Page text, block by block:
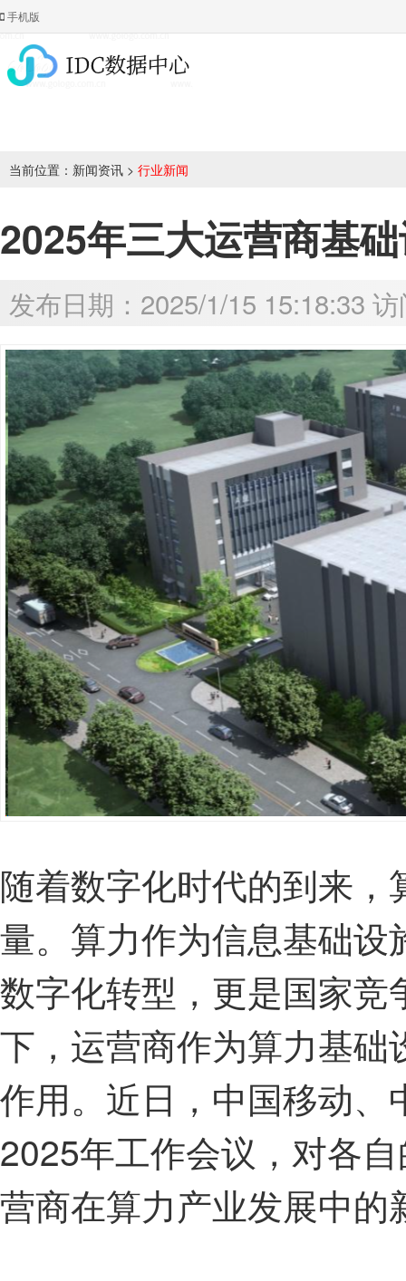
手机版
当前位置： 新闻资讯 > 行业新闻
2025年三大运营商基
发布日期：2025/1/15 15:18:33
随着数字化时代的到来
量。算力作为信息基础
数字化转型，更是国家
下，运营商作为算力基
作用。近日，中国移动
2025年工作会议，对各
营商在算力产业发展中的